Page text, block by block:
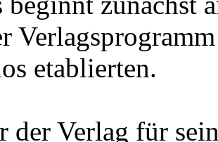
etablierten.
der Verlag für